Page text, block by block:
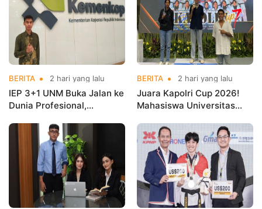
BERITA 2 hari yang lalu
IEP 3+1 UNM Buka Jalan ke
Dunia Profesional,
Kementerian Koperasi
BERITA 2 hari yang lalu
Juara Kapolri Cup 2026!
Mahasiswa Universitas
Nama Kampus di Kejurnas
Taekwondo